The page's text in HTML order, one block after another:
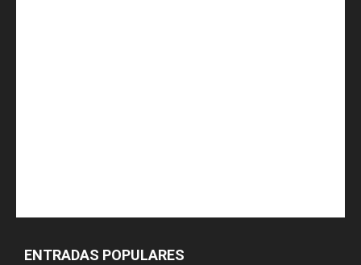
ENTRADAS POPULARES